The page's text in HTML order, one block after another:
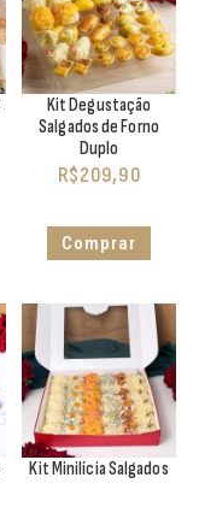
Kit Degustação
Salgados de Forno
Duplo
R$209,90
Comprar
Kit Minilícia Salgados